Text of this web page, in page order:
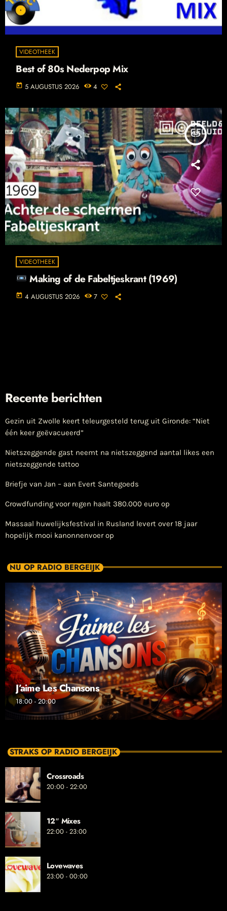
VIDEOTHEEK
Best of 80s Nederpop Mix
today 5 AUGUSTUS 2026 4
insert_link
VIDEOTHEEK
Making of de Fabeltjeskrant (1969)
today 4 AUGUSTUS 2026 7
Recente berichten
Gezin uit Zwolle keert teleurgesteld terug uit Gironde: “Niet
één keer geëvacueerd”
Nietszeggende gast neemt na nietszeggend aantal likes een
nietszeggende tattoo
Briefje van Jan – aan Evert Santegoeds
Crowdfunding voor regen haalt 380.000 euro op
Massaal huwelijksfestival in Rusland levert over 18 jaar
hopelijk mooi kanonnenvoer op
NU OP RADIO BERGEIJK
J’aime Les Chansons
18:00 - 20:00
STRAKS OP RADIO BERGEIJK
Crossroads
20:00 - 22:00
12″ Mixes
22:00 - 23:00
Lovewaves
23:00 - 00:00